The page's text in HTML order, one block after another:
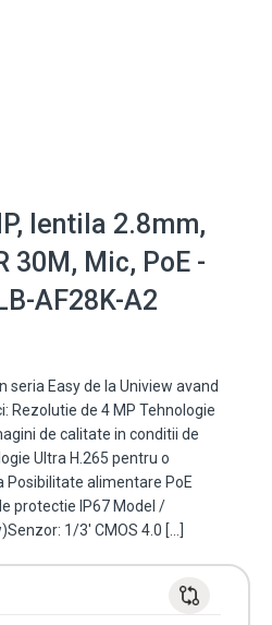
lentila 2.8mm,
30M, Mic, PoE -
AF28K-A2
seria Easy de la Uniview avand
Rezolutie de 4 MP Tehnologie
de calitate in conditii de
Ultra H.265 pentru o
alimentare PoE
protectie IP67 Model /
1/3' CMOS 4.0 […]